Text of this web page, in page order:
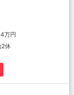
万円
休